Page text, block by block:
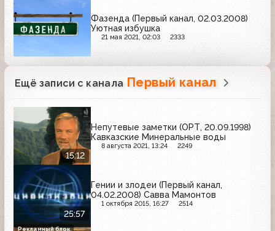
Фазенда (Первый канал, 02.03.2008)
Уютная избушка
21 мая 2021, 02:03 2333
Ещё записи с канала Первый канал
15:12
Непутевые заметки (ОРТ, 20.09.1998)
Кавказские Минеральные воды
8 августа 2021, 13:24 2249
25:57
Гении и злодеи (Первый канал,
04.02.2008) Савва Мамонтов
1 октября 2015, 16:27 2514
Рекламный блок